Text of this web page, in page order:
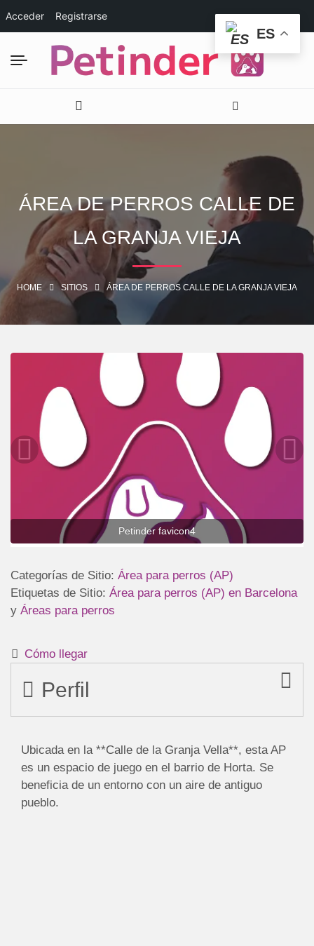
Acceder Registrarse
ÁREA DE PERROS CALLE DE
LA GRANJA VIEJA
HOME SITIOS ÁREA DE PERROS CALLE DE LA GRANJA VIEJA
Petinder favicon4
Categorías de Sitio: Área para perros (AP)
Etiquetas de Sitio: Área para perros (AP) en Barcelona
y Áreas para perros
Cómo llegar
Perfil
Ubicada en la **Calle de la Granja Vella**, esta AP
es un espacio de juego en el barrio de Horta. Se
beneficia de un entorno con un aire de antiguo
pueblo.
ES